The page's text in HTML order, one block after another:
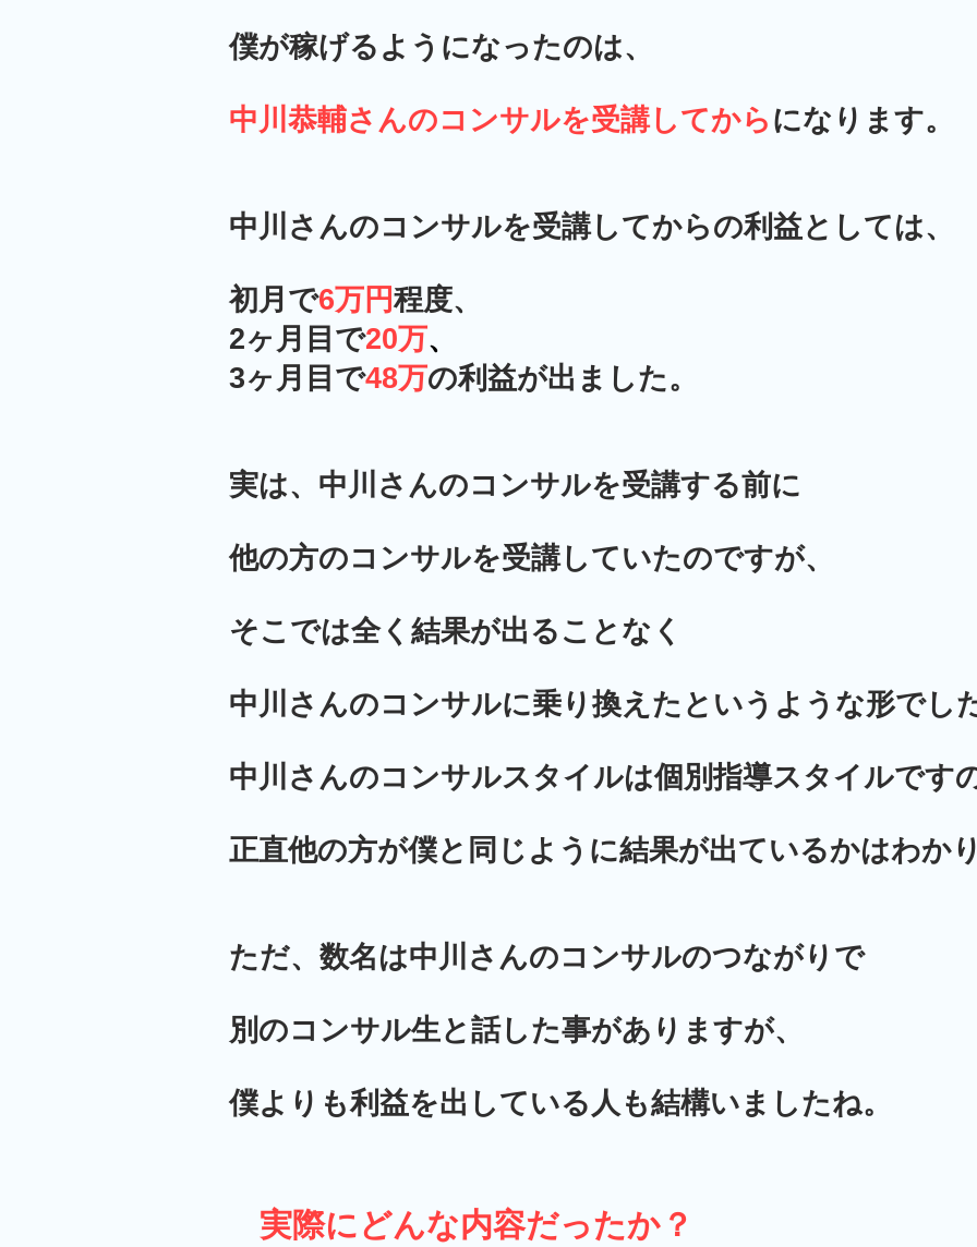
僕が稼げるようになったのは、
中川恭輔さんのコンサルを受講してから になります。
中川さんのコンサルを受講してからの利益としては、
初月で6万円程度、
2ヶ月目で20万、
3ヶ月目で48万の利益が出ました。
実は、中川さんのコンサルを受講する前に
他の方のコンサルを受講していたのですが、
そこでは全く結果が出ることなく
中川さんのコンサルに乗り換えたというような形でし
中川さんのコンサルスタイルは個別指導スタイルです
正直他の方が僕と同じように結果が出ているかはわか
ただ、数名は中川さんのコンサルのつながりで
別のコンサル生と話した事がありますが、
僕よりも利益を出している人も結構いましたね。
実際にどんな内容だったか？